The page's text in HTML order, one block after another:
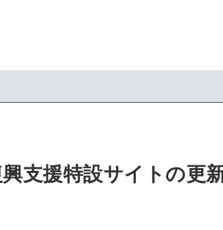
支援特設サイトの更